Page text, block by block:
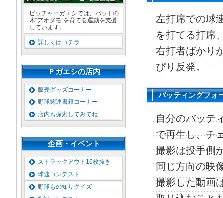
左打席での球
を打てる打席
右打者ばかり
ぴり反発。
バッティングフ
自分のバッテ
で再生し、チ
撮影は投手側
同じ方向の映
撮影した動画
ピッチャーガエシでは、バットの
木“アオダモ”を育てる運動を支援
しています。
詳しくはコチラ
Ｐガエシの店内
販売グッズコーナー
野球関連書籍コーナー
店内も探索してみてね
企画・イベント
ストラックアウト16枚抜き
球速コンテスト
野球もの知りクイズ